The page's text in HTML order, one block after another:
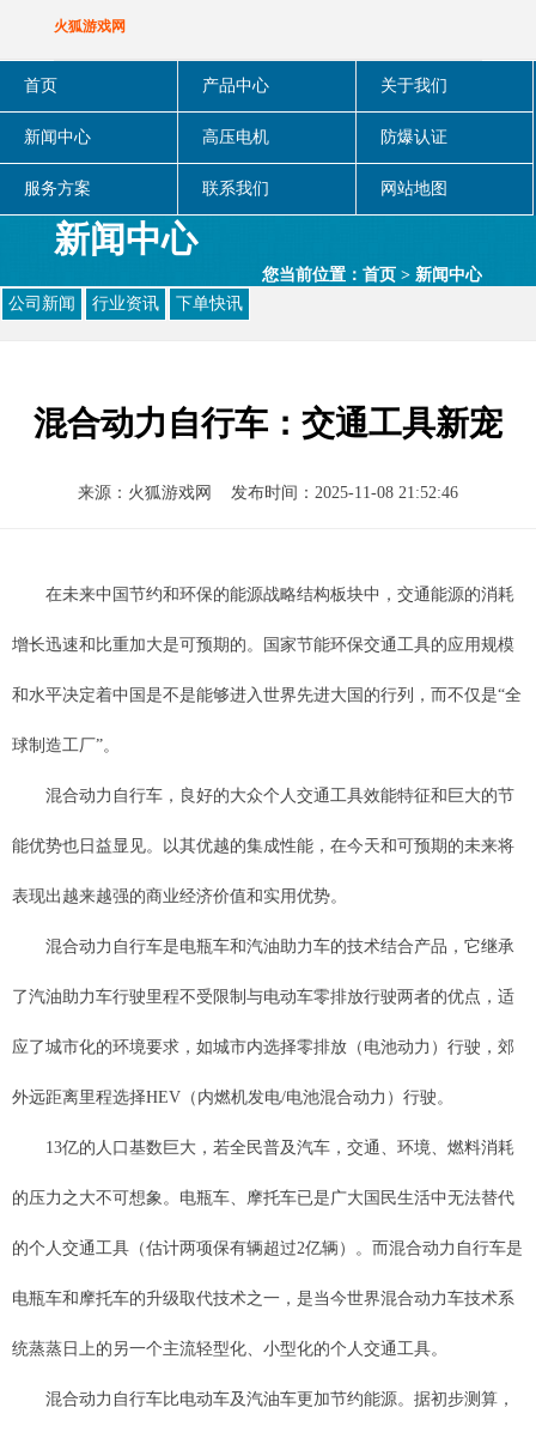
火狐游戏网
首页 产品中心 关于我们
新闻中心 高压电机 防爆认证
服务方案 联系我们 网站地图
新闻中心
您当前位置：首页 >新闻中心
公司新闻
行业资讯 下单快讯
混合动力自行车：交通工具新宠
来源： 火狐游戏网 发布时间：2025-11-08 21:52:46
在未来中国节约和环保的能源战略结构板块中，交通能源的消耗
增长迅速和比重加大是可预期的。国家节能环保交通工具的应用规模
和水平决定着中国是不是能够进入世界先进大国的行列，而不仅是“全
球制造工厂”。
混合动力自行车，良好的大众个人交通工具效能特征和巨大的节
能优势也日益显见。以其优越的集成性能，在今天和可预期的未来将
表现出越来越强的商业经济价值和实用优势。
混合动力自行车是电瓶车和汽油助力车的技术结合产品，它继承
了汽油助力车行驶里程不受限制与电动车零排放行驶两者的优点，适
应了城市化的环境要求，如城市内选择零排放（电池动力）行驶，郊
外远距离里程选择HEV（内燃机发电/电池混合动力）行驶。
13亿的人口基数巨大，若全民普及汽车，交通、环境、燃料消耗
的压力之大不可想象。电瓶车、摩托车已是广大国民生活中无法替代
的个人交通工具（估计两项保有辆超过2亿辆）。而混合动力自行车是
电瓶车和摩托车的升级取代技术之一，是当今世界混合动力车技术系
统蒸蒸日上的另一个主流轻型化、小型化的个人交通工具。
混合动力自行车比电动车及汽油车更加节约能源。据初步测算，